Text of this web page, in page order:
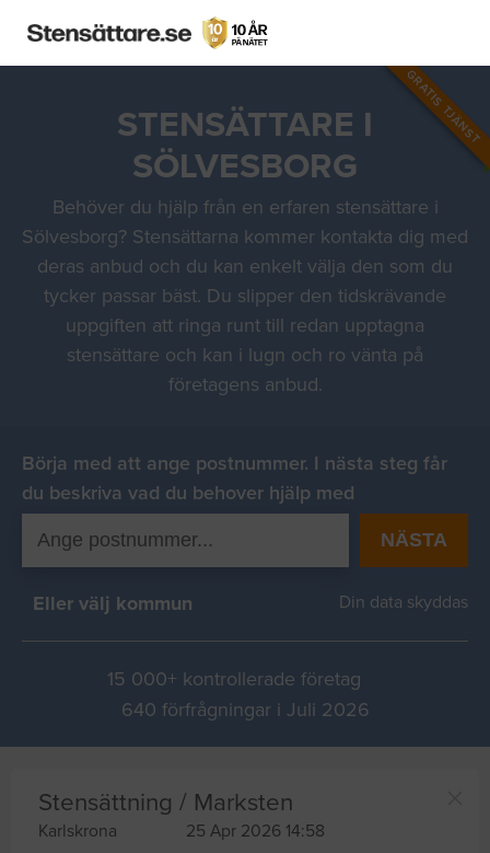
GRATIS TJÄNST
STENSÄTTARE I
SÖLVESBORG
Behöver du hjälp från en erfaren stensättare i
Sölvesborg? Stensättarna kommer kontakta dig med
deras anbud och du kan enkelt välja den som du
tycker passar bäst. Du slipper den tidskrävande
uppgiften att ringa runt till redan upptagna
stensättare och kan i lugn och ro vänta på
företagens anbud.
Börja med att ange postnummer. I nästa steg får
du beskriva vad du behover hjälp med
NÄSTA
Eller välj kommun Din data skyddas
15 000+ kontrollerade företag
640 förfrågningar i Juli 2026
Stensättning / Marksten
Karlskrona 25 Apr 2026 14:58